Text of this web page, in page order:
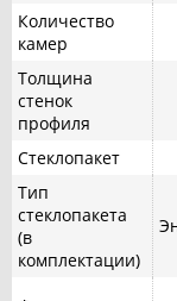
Количество
камер
Толщина
стенок
профиля
Стеклопакет
Тип
стеклопакета
(в
комплектации)